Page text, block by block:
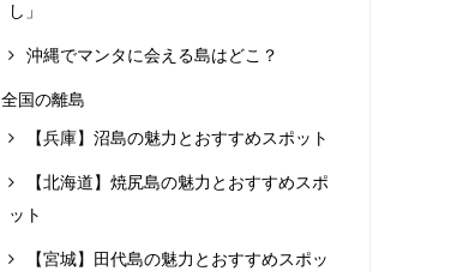
し」
沖縄でマンタに会える島はどこ？
全国の離島
【兵庫】沼島の魅力とおすすめスポット
【北海道】焼尻島の魅力とおすすめスポ
ット
【宮城】田代島の魅力とおすすめスポッ